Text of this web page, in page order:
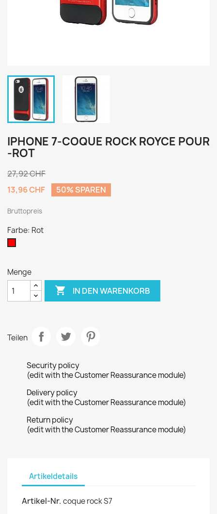
IPHONE 7-COQUE ROCK ROYCE POUR
-ROT
27,92 CHF
13,96 CHF
50% SPAREN
Bruttopreis
Farbe: Rot
Menge
 IN DEN WARENKORB
Teilen
Security policy
(edit with the Customer Reassurance module)
Delivery policy
(edit with the Customer Reassurance module)
Return policy
(edit with the Customer Reassurance module)
Artikeldetails
Artikel-Nr. coque rock S7